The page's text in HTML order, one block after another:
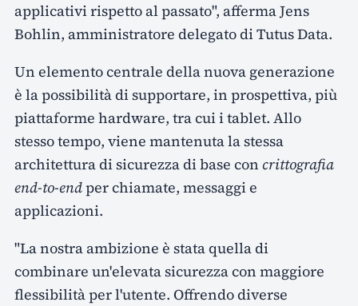
applicativi rispetto al passato", afferma Jens
Bohlin, amministratore delegato di Tutus Data.
Un elemento centrale della nuova generazione
è la possibilità di supportare, in prospettiva, più
piattaforme hardware, tra cui i tablet. Allo
stesso tempo, viene mantenuta la stessa
architettura di sicurezza di base con crittografia
end-to-endper chiamate, messaggi e
applicazioni.
"La nostra ambizione è stata quella di
combinare un'elevata sicurezza con maggiore
flessibilità per l'utente. Offrendo diverse